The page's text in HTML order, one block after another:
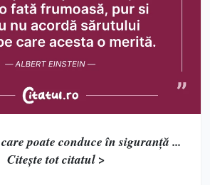
poate conduce în siguranţă ...
Citește tot citatul >